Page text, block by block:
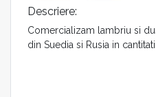
Descriere:
Comercializam lambriu si
din Suedia si Rusia in